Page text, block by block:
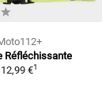
Réfléchissante
12,99 €1